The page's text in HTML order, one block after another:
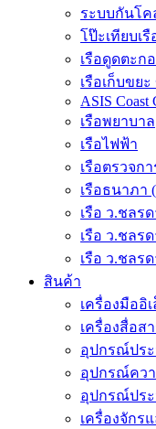
ระบบกันโค
โป๊ะเทียบเ
เรือดูดตะก
เรือเก็บขย
ASIS Coast
เรือพยาบาล
เรือไฟฟ้า
เรือตรวจก
เรือธนาภา
เรือ ว.ชลรด
เรือ ว.ชลร
เรือ ว.ชลร
สินค้า
เครื่องมืออิ
เครื่องสื่อส
อุปกรณ์ประ
อุปกรณ์ควา
อุปกรณ์ประ
เครื่องจักร